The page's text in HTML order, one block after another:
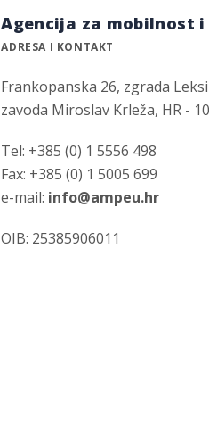
Agencija za mobilnost i
ADRESA I KONTAKT
Frankopanska 26, zgrada
zavoda Miroslav Krleža, HR -
Tel: +385 (0) 1 5556 498
Fax: +385 (0) 1 5005 699
e-mail: info@ampeu.hr
OIB: 25385906011